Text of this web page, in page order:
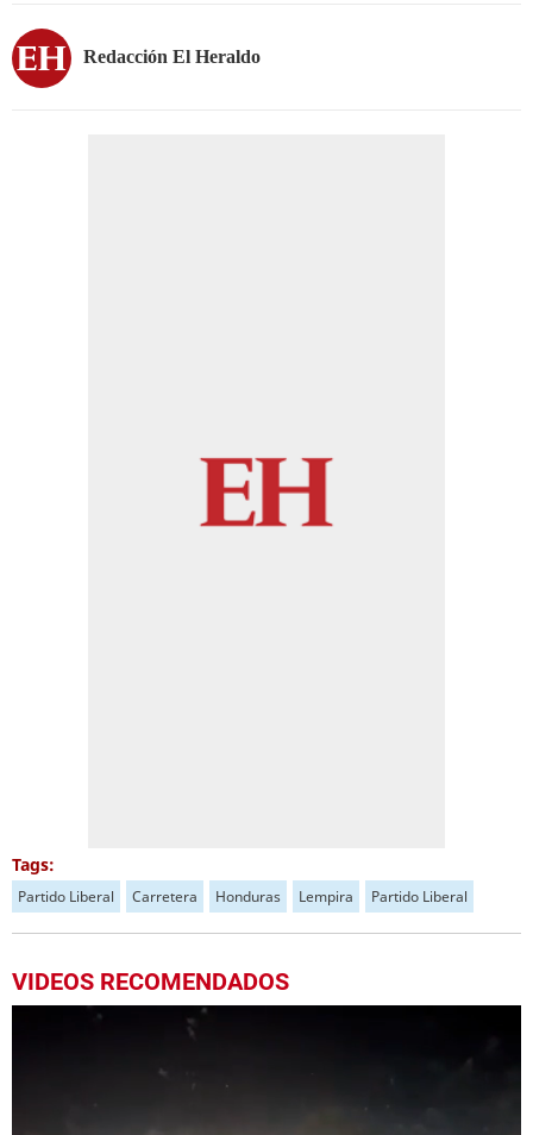
Redacción El Heraldo
Tags:
Partido Liberal Carretera Honduras Lempira Partido Liberal
VIDEOS RECOMENDADOS